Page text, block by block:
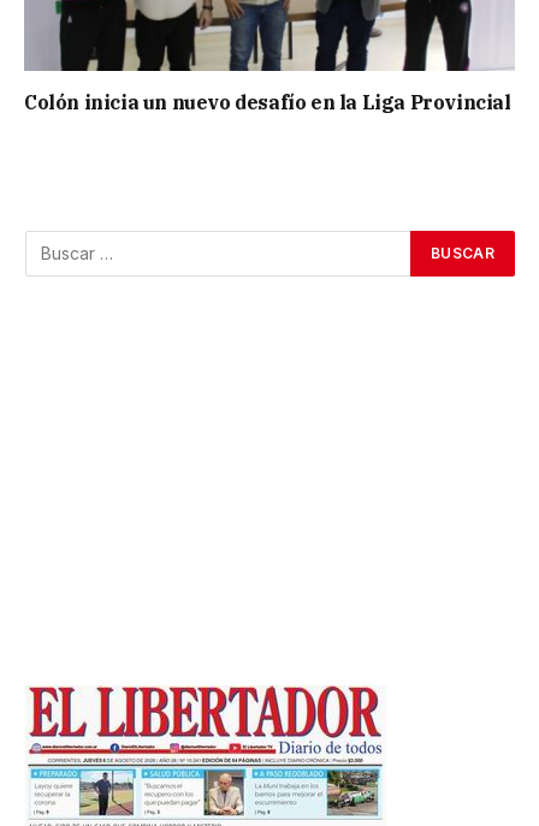
Colón inicia un nuevo desafío en la Liga Provincial